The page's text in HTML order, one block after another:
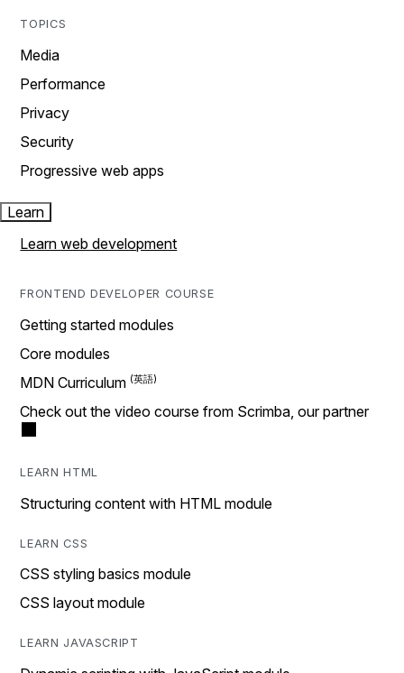
TOPICS
Media
Performance
Privacy
Security
Progressive web apps
Learn
Learn web development
FRONTEND DEVELOPER COURSE
Getting started modules
Core modules
MDN Curriculum
Check out the video course from Scrimba, our partner
LEARN HTML
Structuring content with HTML module
LEARN CSS
CSS styling basics module
CSS layout module
LEARN JAVASCRIPT